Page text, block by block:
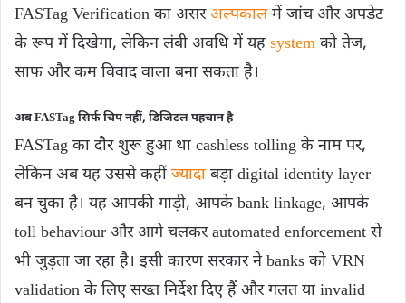
FASTag Verification का असरअल्पकालमें जांच और अपडेट
के रूप में दिखेगा, लेकिन लंबी अवधि में यह system को तेज,
साफ और कम विवाद वाला बना सकता है।
अब FASTag सिर्फ चिप नहीं, डिजिटल पहचान है
FASTag का दौर शुरू हुआ था cashless tolling के नाम पर,
लेकिन अब यह उससे कहीं ज्यादा बड़ा digital identity layer
बन चुका है। यह आपकी गाड़ी, आपके bank linkage, आपके
toll behaviour और आगे चलकर automated enforcement से
भी जुड़ता जा रहा है। इसी कारण सरकार ने banks को VRN
validation के लिए सख्त निर्देश दिए हैं और गलत या invalid